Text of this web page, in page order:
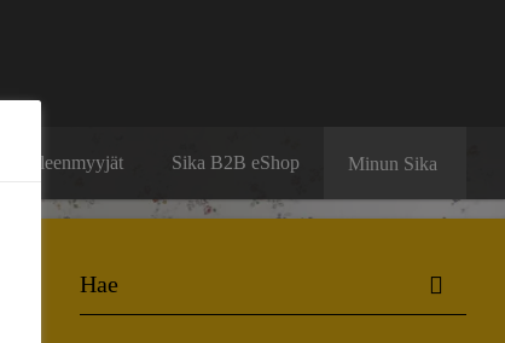
Jälleenmyyjät Sika B2B eShop Minun Sika